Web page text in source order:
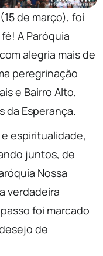
de março), foi
A Paróquia
alegria mais de
peregrinação
e Bairro Alto,
da Esperança.
espiritualidade,
juntos, de
Nossa
verdadeira
foi marcado
de